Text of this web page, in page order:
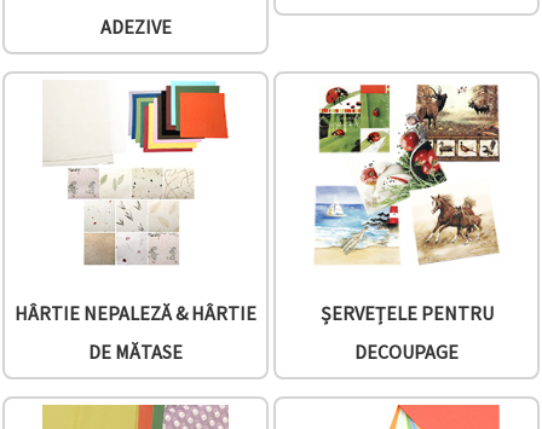
Setări
ADEZIVE
HÂRTIE NEPALEZĂ & HÂRTIE
DE MĂTASE
ȘERVEȚELE PENTRU
DECOUPAGE